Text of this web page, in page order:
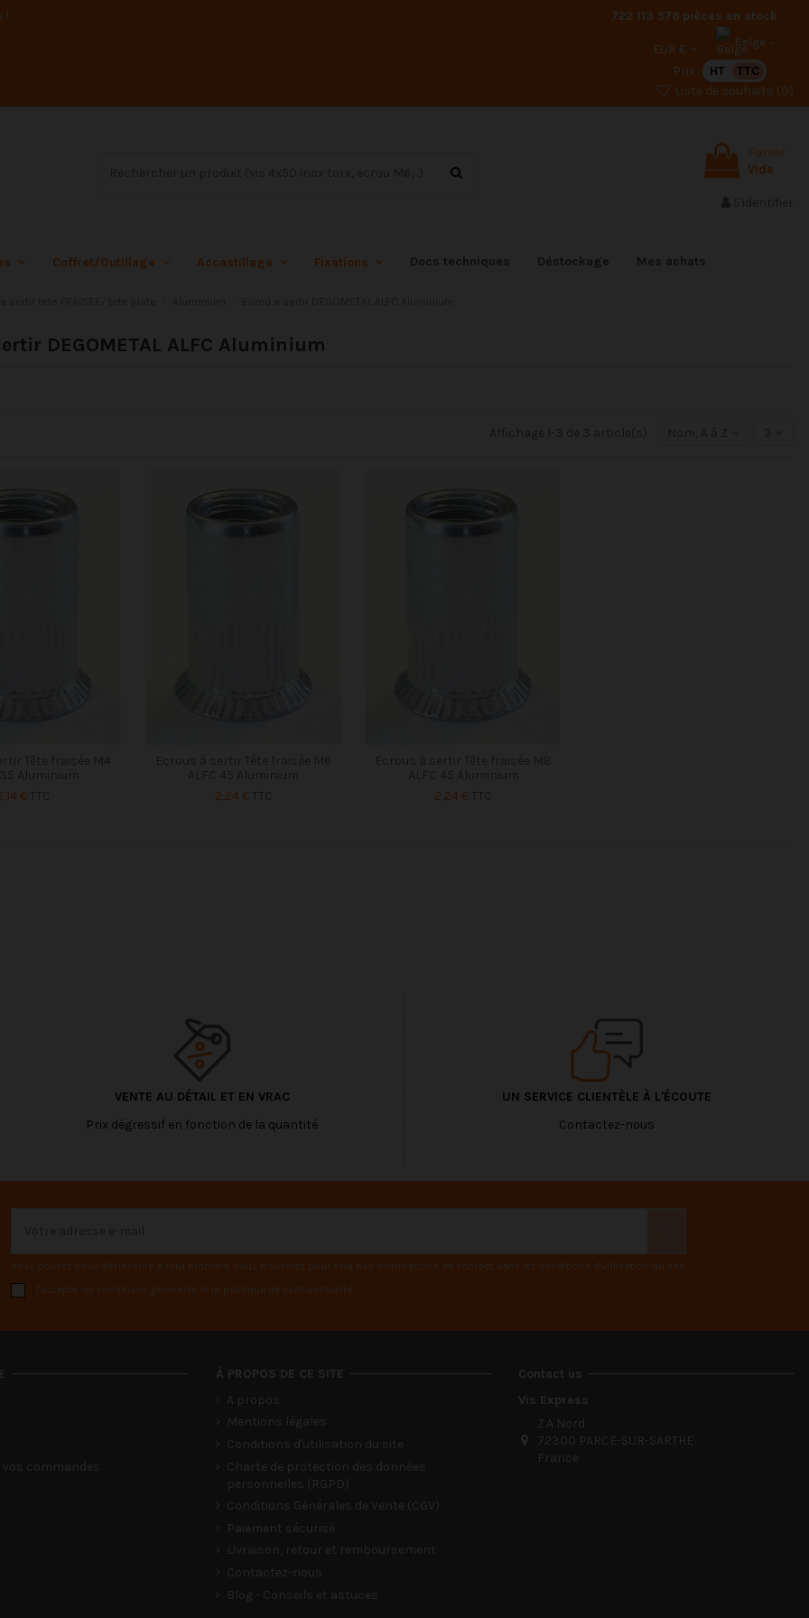
! 722 113 578 pièces en stock
EUR €
Belge
Prix :
HT
TTC
Liste de souhaits (0)
Panier
Vide
Coffret/Outillage Accastillage Fixations Docs techniques Déstockage Mes achats
DEGOMETAL ALFC Aluminium
€
2,24 €
2,24 €
VENTE AU DÉTAIL ET EN VRAC
Prix dégressif en fonction de la quantité
UN SERVICE CLIENTÈLE À L'ÉCOUTE
Contactez-nous
Vous pouvez vous désinscrire à tout moment. Vous trouverez pour cela nos informations de contact dans les conditions d'utilisation du site.
J'accepte les conditions générales et la politique de confidentialité
vos commandes
À PROPOS DE CE SITE
A propos
Mentions légales
Conditions d'utilisation du site
Charte de protection des données
personnelles (RGPD)
Conditions Générales de Vente (CGV)
Paiement sécurisé
Livraison, retour et remboursement
Contactez-nous
Blog - Conseils et astuces
Contact us
Vis Express
Z.A Nord
72300 PARCE-SUR-SARTHE
France